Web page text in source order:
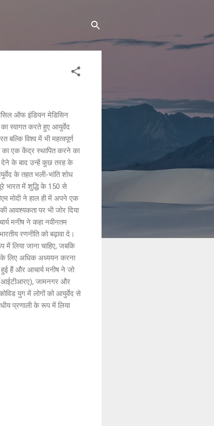
ऑफ इंडियन मेडिसिन
स्वागत करते हुए आयुर्वेद
बल्कि विश्व में भी महत्वपूर्ण
का एक केंद्र स्थापित करने का
देने के बाद उन्हें कुछ तरह के
के तहत भली-भांति शोध
भारत में शुद्धि के 150 से
मोदी ने हाल ही में अपने एक
आवश्यकता पर भी जोर दिया
मनीष ने कहा नवीनतम
रणनीति को बढ़ावा दे।
में लिया जाना चाहिए, जबकि
के लिए अधिक अध्ययन करना
हैं और आचार्य मनीष ने जो
(आईटीआरए), जामनगर और
युग में लोगों को आयुर्वेद से
प्रणाली के रूप में लिया